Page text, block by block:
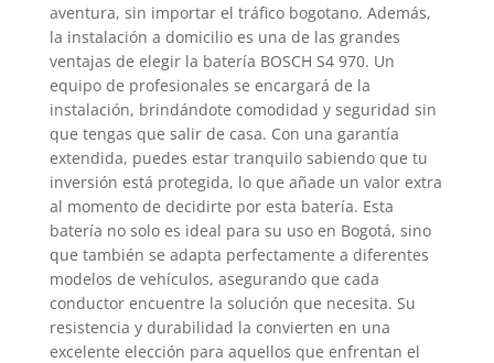
aventura, sin importar el tráfico bogotano. Además,
la instalación a domicilio es una de las grandes
ventajas de elegir la batería BOSCH S4 970. Un
equipo de profesionales se encargará de la
instalación, brindándote comodidad y seguridad sin
que tengas que salir de casa. Con una garantía
extendida, puedes estar tranquilo sabiendo que tu
inversión está protegida, lo que añade un valor extra
al momento de decidirte por esta batería. Esta
batería no solo es ideal para su uso en Bogotá, sino
que también se adapta perfectamente a diferentes
modelos de vehículos, asegurando que cada
conductor encuentre la solución que necesita. Su
resistencia y durabilidad la convierten en una
excelente elección para aquellos que enfrentan el